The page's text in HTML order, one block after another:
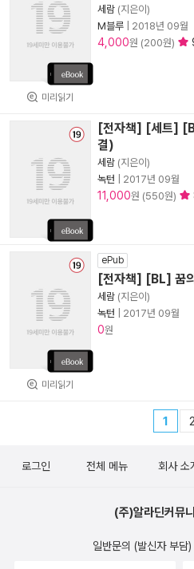
미리읽기
세람 (지은이)
M블루
2018년 09월
4,000원 (200원)
[전자책] [세트]
결)
세람 (지은이)
녹턴
2017년 09월
11,000원 (550원)
미리읽기
ePub
[전자책] [BL] 꿈
세람 (지은이)
녹턴
2017년 09월
0원
1 2
로그인 전체 메뉴 회사 소
(주)알라딘커뮤
일반문의 (발신자 부담)